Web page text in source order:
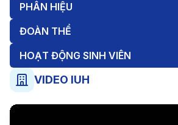
PHÂN HIỆU
ĐOÀN THỂ
HOẠT ĐỘNG SINH VIÊN
VIDEO IUH